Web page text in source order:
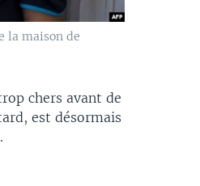
la maison de
chers avant de
est désormais